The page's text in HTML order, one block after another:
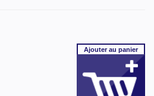
Ajouterau panier